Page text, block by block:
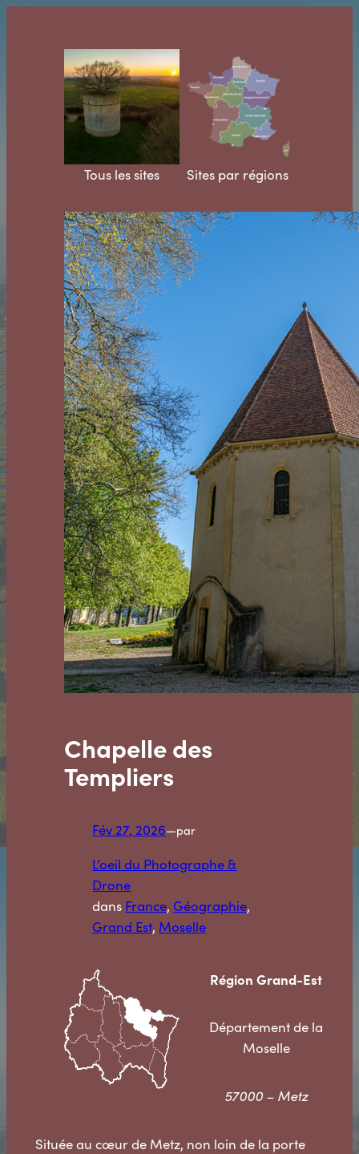
Tous les sites Sites par régions
Chapelle des
Templiers
Fév 27, 2026—par
L’oeil du Photographe &
Drone
dans France, Géographie
Grand Est, Moselle
Région Grand-Est
Département de la
Moselle
57000 – Metz
Située au cœur de Metz, non loin de la porte